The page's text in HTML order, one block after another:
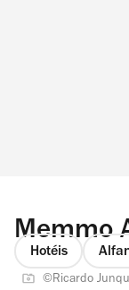
Memmo
Hotéis
©Ricardo